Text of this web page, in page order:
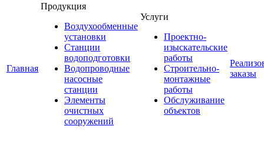
Главная
Продукция
Воздухообменные
установки
Станции
водоподготовки
Водопроводные
насосные
станции
Элементы
очистных
сооружений
Услуги
Проектно-
изыскательские
работы
Строительно-
монтажные
работы
Обслуживание
объектов
заказы